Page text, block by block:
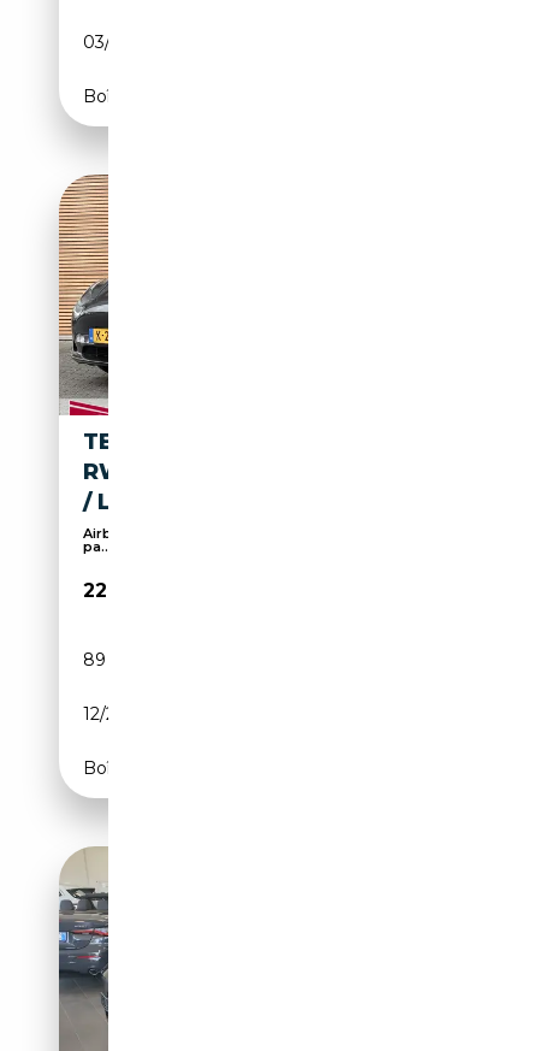
03/2019
Boîte automatique
TESLA MODEL 3 STANDARD
RWD PLUS 60 KWH PANODAK
/ LEER / ADAPT. C
Airbag conducteur, Régulateur de distance, Toit
pa...
22 300€
89 406 km
12/2020
Boîte automatique